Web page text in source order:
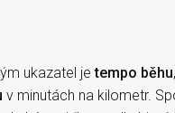
ukazatel jetempo běhu
v minutách na kilometr.